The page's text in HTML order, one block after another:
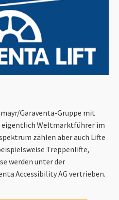
Garaventa-Gruppe mit
Weltmarktführer im
zählen aber auch Lifte
Treppenlifte,
werden unter der
Accessibility AG vertrieben.